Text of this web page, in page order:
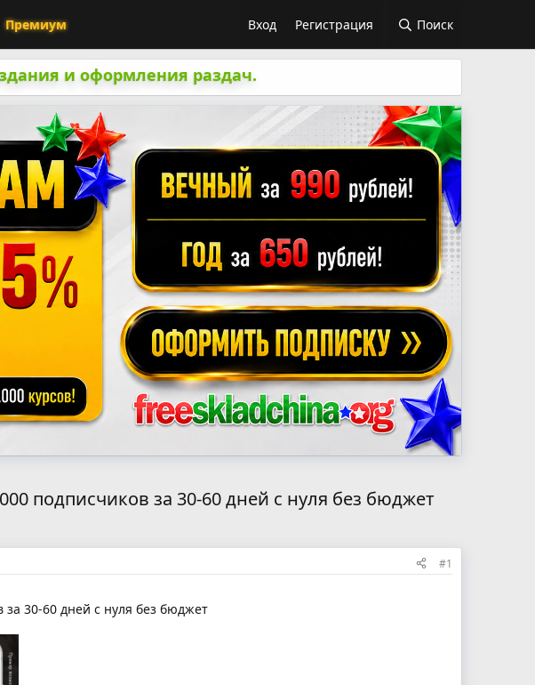
Премиум Вход Регистрация Поиск
и оформления раздач.
подписчиков за 30-60 дней с нуля без бюджет
#1
за 30-60 дней с нуля без бюджет